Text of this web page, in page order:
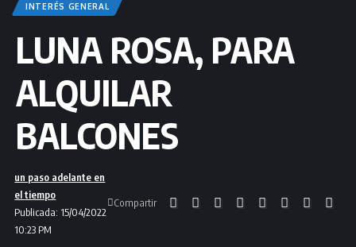
INTERÉS GENERAL
LUNA ROSA, PARA
ALQUILAR
BALCONES
Publicada: 15/04/2022
10:23 PM
un paso adelante en
el tiempo
Compartir